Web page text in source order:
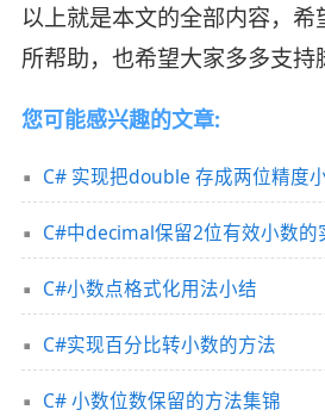
以上就是本文的全部内容，
所帮助，也希望大家多多支持
您可能感兴趣的文章:
C# 实现把double 存成两位精度
C#中decimal保留2位有效小数的
C#小数点格式化用法小结
C#实现百分比转小数的方法
C# 小数位数保留的方法集锦